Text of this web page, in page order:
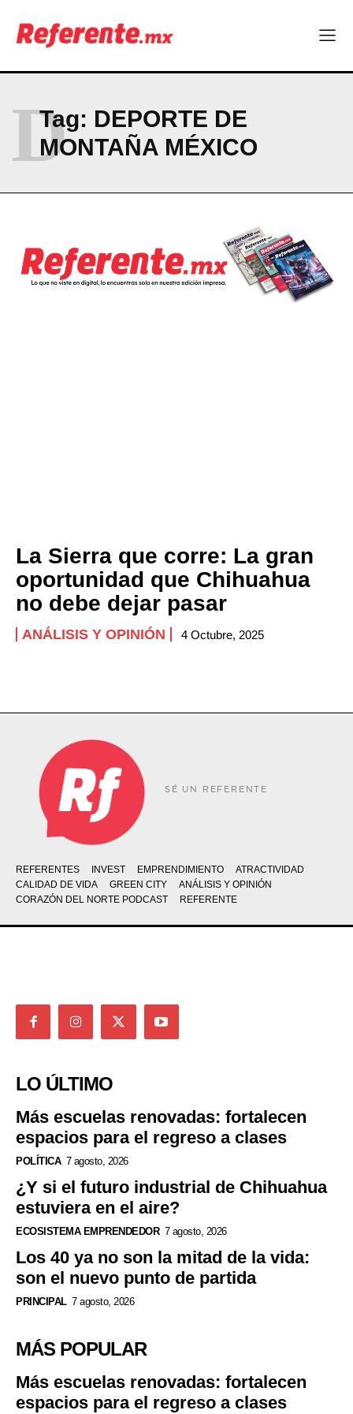
Company
ABOUT
PRIVACY POLICY
NEWSLETTER
Tag: DEPORTE DE
MONTAÑA MÉXICO
D
La Sierra que corre: La gran
oportunidad que Chihuahua
no debe dejar pasar
ANÁLISIS Y OPINIÓN 4 Octubre, 2025
SÉ UN REFERENTE
REFERENTES INVEST EMPRENDIMIENTO
ATRACTIVIDAD
CALIDAD DE VIDA
GREEN CITY
ANÁLISIS Y OPINIÓN
CORAZÓN DEL NORTE PODCAST
REFERENTE
LO ÚLTIMO
Más escuelas renovadas: fortalecen
espacios para el regreso a clases
POLÍTICA 7 agosto, 2026
¿Y si el futuro industrial de Chihuahua
estuviera en el aire?
ECOSISTEMA EMPRENDEDOR 7 agosto, 2026
Los 40 ya no son la mitad de la vida:
son el nuevo punto de partida
PRINCIPAL 7 agosto, 2026
MÁS POPULAR
Más escuelas renovadas: fortalecen
espacios para el regreso a clases